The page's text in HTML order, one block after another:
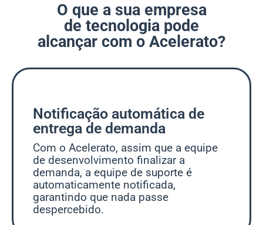
O que a sua empresa
de tecnologia pode
alcançar com o Acelerato?
Notificação automática de
entrega de demanda
Com o Acelerato, assim que a equipe
de desenvolvimento finalizar a
demanda, a equipe de suporte é
automaticamente notificada,
garantindo que nada passe
despercebido.